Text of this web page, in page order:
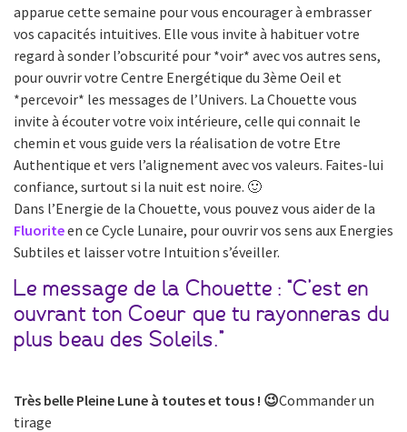
apparue cette semaine pour vous encourager à embrasser
vos capacités intuitives. Elle vous invite à habituer votre
regard à sonder l’obscurité pour *voir* avec vos autres sens,
pour ouvrir votre Centre Energétique du 3ème Oeil et
*percevoir* les messages de l’Univers. La Chouette vous
invite à écouter votre voix intérieure, celle qui connait le
chemin et vous guide vers la réalisation de votre Etre
Authentique et vers l’alignement avec vos valeurs. Faites-lui
confiance, surtout si la nuit est noire. 🙂
Dans l’Energie de la Chouette, vous pouvez vous aider de la
Fluoriteen ce Cycle Lunaire, pour ouvrir vos sens aux Energies
Subtiles et laisser votre Intuition s’éveiller.
Le message de la Chouette : “C’est en
ouvrant ton Coeur que tu rayonneras du
plus beau des Soleils.”
Très belle Pleine Lune à toutes et tous ! 😉Commander un
tirage